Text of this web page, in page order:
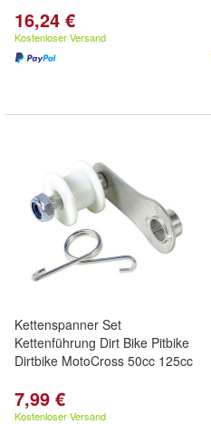
16,24 €
Kostenloser Versand
Kettenspanner Set
Kettenführung Dirt Bike Pitbike
Dirtbike MotoCross 50cc 125cc
7,99 €
Kostenloser Versand